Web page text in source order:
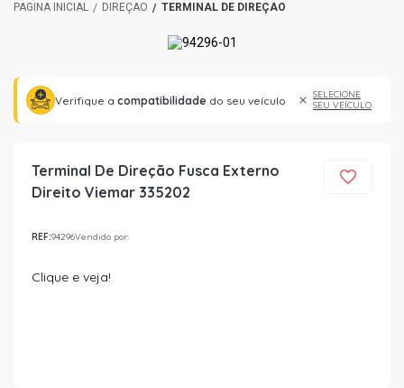
DIREÇÃO TERMINAL DE DIREÇÃO
Verifique a compatibilidade do seu veículo
SELECIONE
SEU VEÍCULO
Terminal De Direção Fusca Externo
Direito Viemar 335202
REF:94296Vendido por:
Clique e veja!